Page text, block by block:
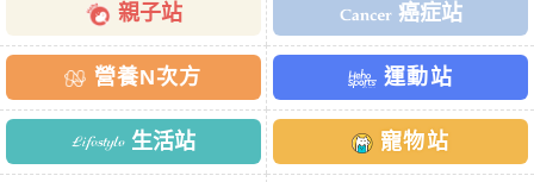
親子站 癌症站
營養N次方 運動站
生活站 寵物站